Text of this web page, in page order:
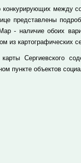
между
представлены
- наличие обоих
из картографических
Сергиевского
пункте объектов